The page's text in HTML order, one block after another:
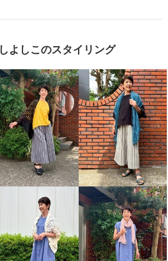
よしこのスタイリング